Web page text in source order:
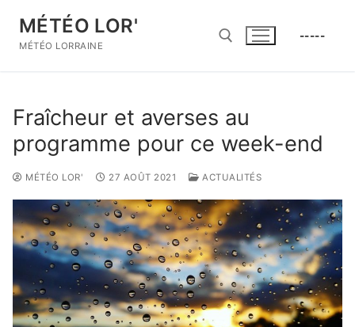
contenu
MÉTÉO LOR'
MÉTÉO LORRAINE
-----
Fraîcheur et averses au
programme pour ce week-end
MÉTÉO LOR' 27 AOÛT 2021 ACTUALITÉS